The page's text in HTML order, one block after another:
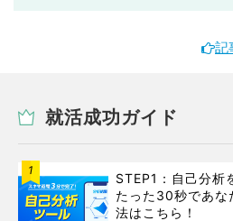
記
就活成功ガイド
1
STEP1：自己分析
たった30秒であな
法はこちら！